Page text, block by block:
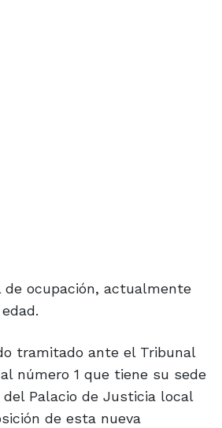
de ocupación, actualmente
tramitado ante el Tribunal
número 1 que tiene su sede
Palacio de Justicia local
de esta nueva